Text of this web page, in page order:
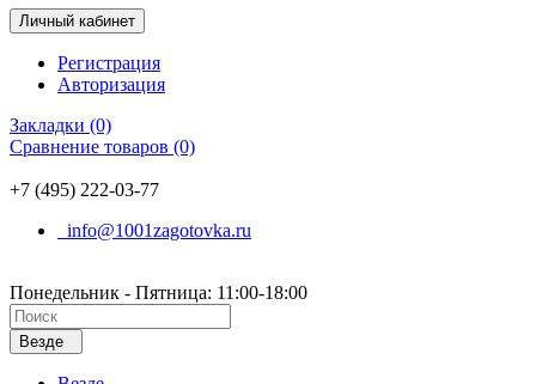
Личный кабинет
Регистрация
Авторизация
Закладки (0)
Сравнение товаров (0)
+7 (495) 222-03-77
info@1001zagotovka.ru
Понедельник - Пятница: 11:00-18:00
Везде